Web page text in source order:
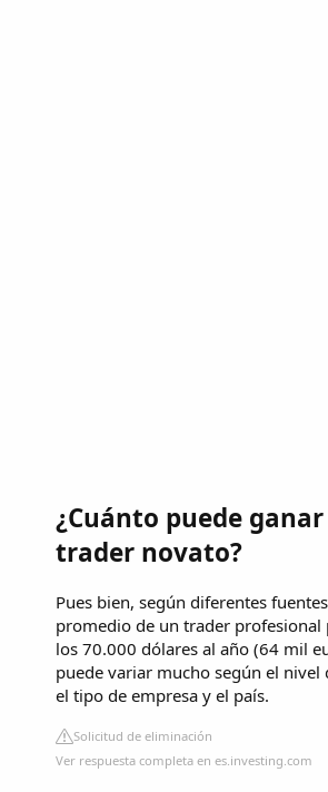
¿Cuánto puede
trader novato?
Pues bien, según diferentes
promedio de un trader profesional
los 70.000 dólares al año (64 mil
puede variar mucho según el nivel
el tipo de empresa y el país.
Solicitud de eliminación
Ver respuesta completa en es.investing.com